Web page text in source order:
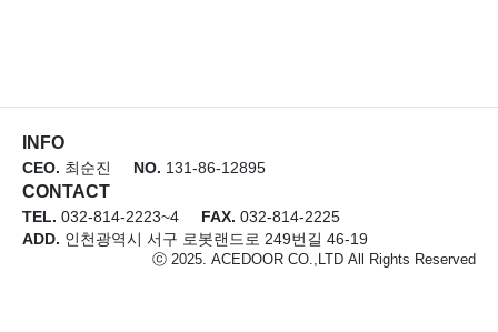
INFO
CEO. 최순진 NO. 131-86-12895
CONTACT
TEL. 032-814-2223~4 FAX. 032-814-2225
ADD. 인천광역시 서구 로봇랜드로 249번길 46-19
ⓒ 2025. ACEDOOR CO.,LTD All Rights Reserved